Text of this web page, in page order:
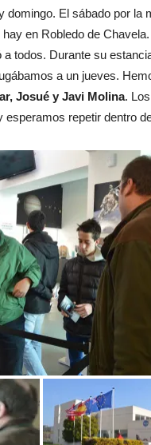
domingo. El sábado por
en Robledo de
a todos. Durante su
a un jueves.
Josué y Javi Molina.
esperamos repetir dentro